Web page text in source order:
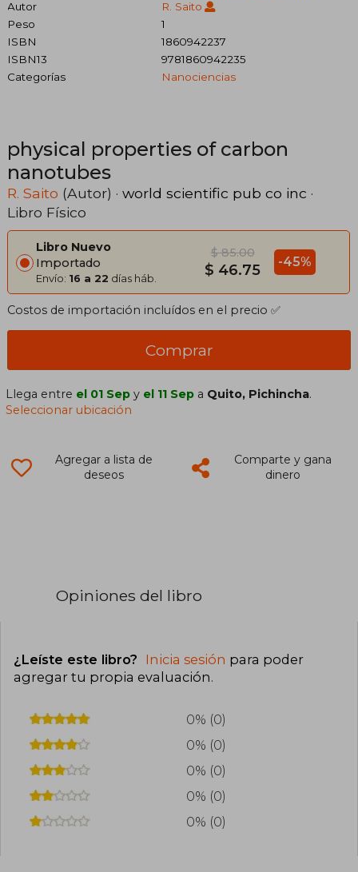
Autor
R. Saito
Peso
1
ISBN
1860942237
ISBN13
9781860942235
Categorías
Nanociencias
physical properties of carbon
nanotubes
R. Saito (Autor) · world scientific pub co inc ·
Libro Físico
Libro Nuevo
Importado
Envío: 16 a 22 días háb.
$ 85.00
$ 46.75 -45%
Costos de importación incluídos en el precio ✅
Comprar
Llega entre el 01 Sep y el 11 Sep a Quito, Pichincha.
Seleccionar ubicación
Agregar a lista de
deseos
Comparte y gana
dinero
Opiniones del libro
¿Leíste este libro? Inicia sesión para poder
agregar tu propia evaluación.
0% (0)
0% (0)
0% (0)
0% (0)
0% (0)